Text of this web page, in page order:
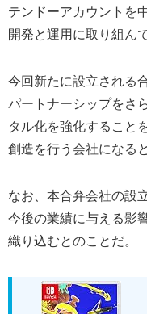
テンドーアカウントを
開発と運用に取り組ん
今回新たに設立される
パートナーシップをさ
タル化を強化すること
創造を行う会社になる
なお、本合弁会社の設
今後の業績に与える影
織り込むとのことだ。